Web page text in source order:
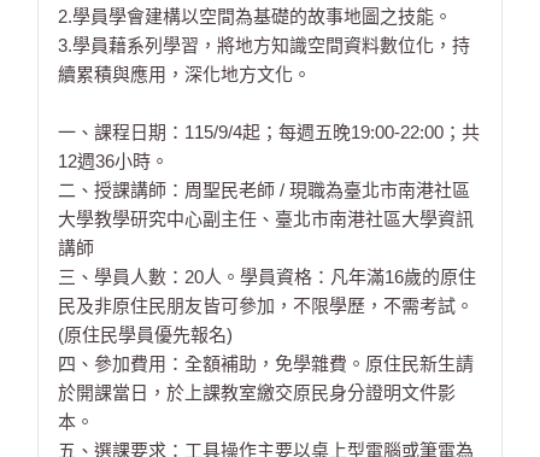
2.學員學會建構以空間為基礎的故事地圖之技能。
3.學員藉系列學習，將地方知識空間資料數位化，持
續累積與應用，深化地方文化。
一、課程日期：115/9/4起；每週五晚19:00-22:00；共
12週36小時。
二、授課講師：周聖民老師 / 現職為臺北市南港社區
大學教學研究中心副主任、臺北市南港社區大學資訊
講師
三、學員人數：20人。學員資格：凡年滿16歲的原住
民及非原住民朋友皆可參加，不限學歷，不需考試。
(原住民學員優先報名)
四、參加費用：全額補助，免學雜費。原住民新生請
於開課當日，於上課教室繳交原民身分證明文件影
本。
五、選課要求：工具操作主要以桌上型電腦或筆電為